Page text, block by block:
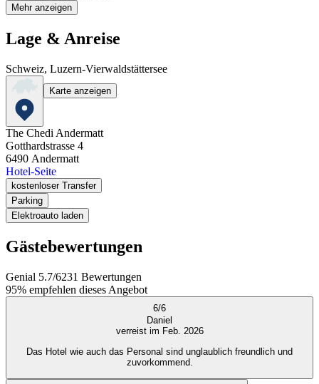
Mehr anzeigen
Lage & Anreise
Schweiz, Luzern-Vierwaldstättersee
Karte anzeigen
The Chedi Andermatt
Gotthardstrasse 4
6490 Andermatt
Hotel-Seite
kostenloser Transfer
Parking
Elektroauto laden
Gästebewertungen
Genial 5.7/6231 Bewertungen
95% empfehlen dieses Angebot
6/6
Daniel
verreist im Feb. 2026
Das Hotel wie auch das Personal sind unglaublich freundlich und
zuvorkommend.